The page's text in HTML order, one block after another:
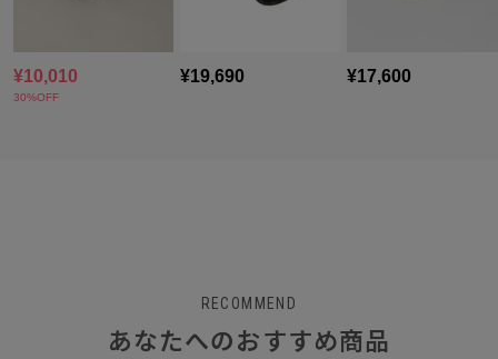
RECOMMEND
あなたへのおすすめ商品